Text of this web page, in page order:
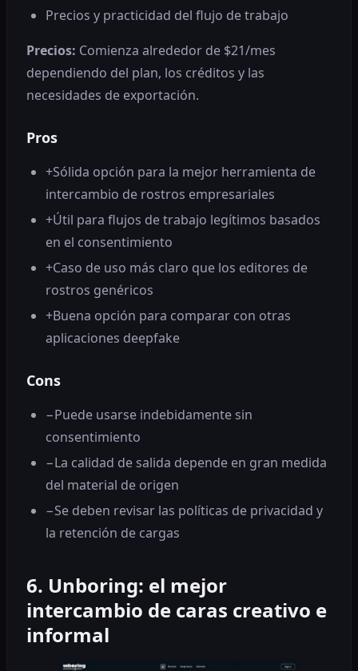
Precios y practicidad del flujo de trabajo
Precios: Comienza alrededor de $21/mes
dependiendo del plan, los créditos y las
necesidades de exportación.
Pros
+Sólida opción para la mejor herramienta de
intercambio de rostros empresariales
+Útil para flujos de trabajo legítimos basados ​​
en el consentimiento
+Caso de uso más claro que los editores de
rostros genéricos
+Buena opción para comparar con otras
aplicaciones deepfake
Cons
−Puede usarse indebidamente sin
consentimiento
−La calidad de salida depende en gran medida
del material de origen
−Se deben revisar las políticas de privacidad y
la retención de cargas
6. Unboring: el mejor
intercambio de caras creativo e
informal